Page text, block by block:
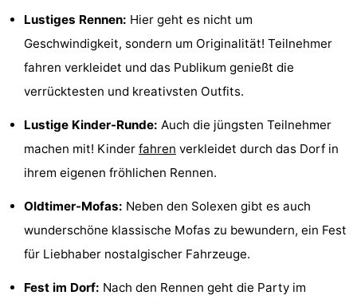
Valkenisse
Zee,
Bos
Duin
Hotels
Zimmer
Frühstück)
Strand
Sehen
tun
Museen
Galerien
-
Lustiges Rennen: Hier geht es nicht um
Geschwindigkeit, sondern um Originalität! Teilnehmer
fahren verkleidet und das Publikum genießt die
verrücktesten und kreativsten Outfits.
Lustige Kinder-Runde: Auch die jüngsten Teilnehmer
machen mit! Kinder fahren verkleidet durch das Dorf in
ihrem eigenen fröhlichen Rennen.
Oldtimer-Mofas: Neben den Solexen gibt es auch
wunderschöne klassische Mofas zu bewundern, ein Fest
für Liebhaber nostalgischer Fahrzeuge.
Fest im Dorf: Nach den Rennen geht die Party im